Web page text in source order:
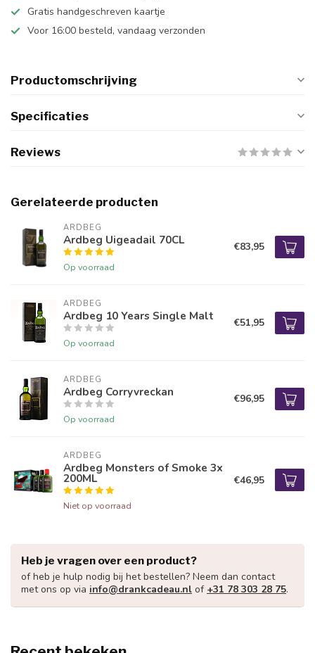
Gratis handgeschreven kaartje
Voor 16:00 besteld, vandaag verzonden
Productomschrijving
Specificaties
Reviews
Gerelateerde producten
ARDBEG
Ardbeg Uigeadail 70CL
Op voorraad
€83,95
ARDBEG
Ardbeg 10 Years Single Malt
Op voorraad
€51,95
ARDBEG
Ardbeg Corryvreckan
Op voorraad
€96,95
ARDBEG
Ardbeg Monsters of Smoke 3x
200ML
Niet op voorraad
€46,95
Heb je vragen over een product?
of heb je hulp nodig bij het bestellen? Neem dan contact
met ons op via info@drankcadeau.nl of +31 78 303 28 75.